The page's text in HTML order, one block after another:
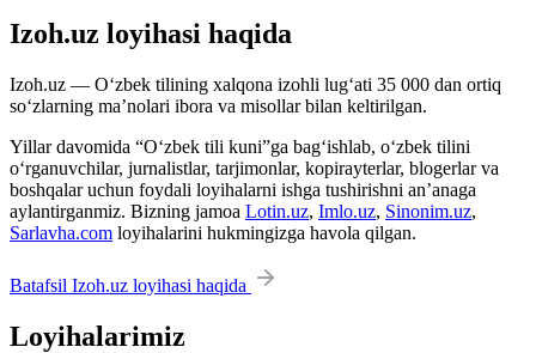
Izoh.uz loyihasi haqida
Izoh.uz — O‘zbek tilining xalqona izohli lug‘ati 35 000 dan ortiq
so‘zlarning ma’nolari ibora va misollar bilan keltirilgan.
Yillar davomida “O‘zbek tili kuni”ga bag‘ishlab, o‘zbek tilini
o‘rganuvchilar, jurnalistlar, tarjimonlar, kopirayterlar, blogerlar va
boshqalar uchun foydali loyihalarni ishga tushirishni an’anaga
aylantirganmiz. Bizning jamoa Lotin.uz, Imlo.uz, Sinonim.uz,
Sarlavha.com loyihalarini hukmingizga havola qilgan.
Batafsil Izoh.uz loyihasi haqida
Loyihalarimiz